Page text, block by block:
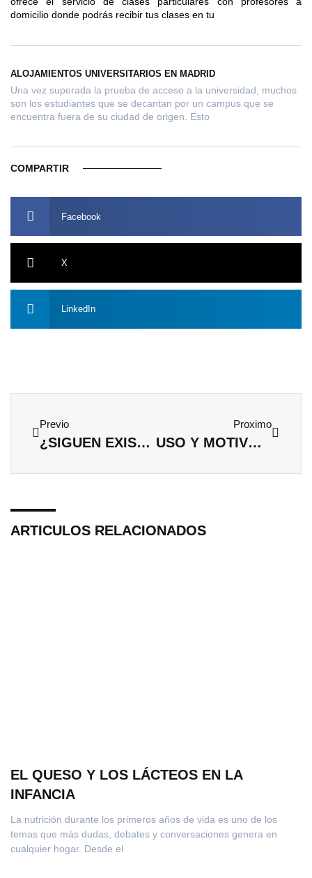
domicilio donde podrás recibir tus clases en tu
ALOJAMIENTOS UNIVERSITARIOS EN MADRID
Una vez superada la prueba de acceso a la universidad, muchos
son los estudiantes que se decantan por un campus que se
encuentra fuera de su ciudad de origen. Esto
COMPARTIR
Facebook
X
LinkedIn
Previo
¿SIGUEN EXISTIENDO TRABAJOS DE HOMBRE Y TRABAJOS DE MUJERES?
Proximo
USO Y MOTIVO DE EXISTIR DE LOS MÁSTERES
ARTICULOS RELACIONADOS
EL QUESO Y LOS LÁCTEOS EN LA
INFANCIA
La nutrición durante los primeros años de vida es uno de los
temas que más dudas, debates y conversaciones genera en
cualquier hogar. Desde el